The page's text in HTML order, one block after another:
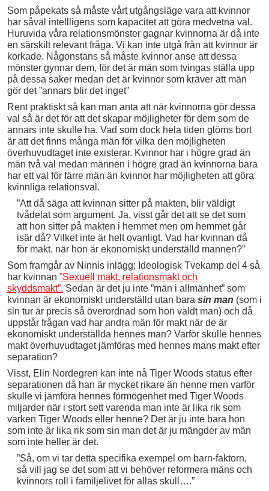
Som påpekats så måste vårt utgångsläge vara att kvinnor
har såväl intellligens som kapacitet att göra medvetna val.
Huruvida våra relationsmönster gagnar kvinnorna är då inte
en särskilt relevant fråga. Vi kan inte utgå från att kvinnor är
korkade. Någonstans så måste kvinnor anse att dessa
mönster gynnar dem, för det är män som tvingas ställa upp
på dessa saker medan det är kvinnor som kräver att män
gör det ”annars blir det inget”
Rent praktiskt så kan man anta att när kvinnorna gör dessa
val så är det för att det skapar möjligheter för dem som de
annars inte skulle ha. Vad som dock hela tiden glöms bort
är att det finns många män för vilka den möjligheten
överhuvudtaget inte existerar. Kvinnor har i högre grad än
män två val medan männen i högre grad än kvinnorna bara
har ett val för färre män än kvinnor har möjligheten att göra
kvinnliga relationsval.
”Att då säga att kvinnan sitter på makten, blir väldigt
tvådelat som argument. Ja, visst går det att se det som
att hon sitter på makten i hemmet men om hemmet går
isär då? Vilket inte är helt ovanligt. Vad har kvinnan då
för makt, när hon är ekonomiskt underställd mannen?”
Som framgår av Ninnis inlägg; Ideologisk Tvekamp del 4 så
har kvinnan ”Sexuell makt, relationsmakt och
skyddsmakt”. Sedan är det ju inte ”män i allmänhet” som
kvinnan är ekonomiskt underställd utan bara sin man (som i
sin tur är precis så överordnad som hon valdt man) och då
uppstår frågan vad har andra män för makt när de är
ekonomiskt underställda hennes man? Varför skulle hennes
makt överhuvudtaget jämföras med hennes mans makt efter
separation?
Visst, Elin Nordegren kan inte nå Tiger Woods status efter
separationen då han är mycket rikare än henne men varför
skulle vi jämföra hennes förmögenhet med Tiger Woods
miljarder när i stort sett varenda man inte är lika rik som
varken Tiger Woods eller henne? Det är ju inte bara hon
som inte är lika rik som sin man det är ju mängder av män
som inte heller är det.
”Så, om vi tar detta specifika exempel om barn-faktorn,
så vill jag se det som att vi behöver reformera mäns och
kvinnors roll i familjelivet för allas skull….”